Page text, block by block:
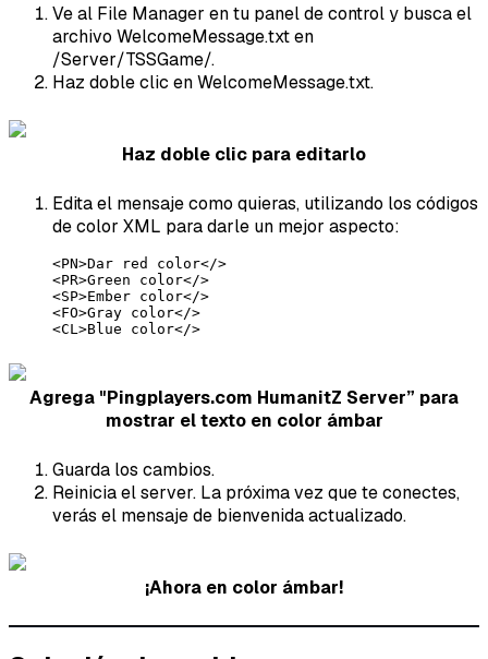
Ve al File Manager en tu panel de control y busca el
archivo WelcomeMessage.txt en
/Server/TSSGame/.
Haz doble clic en WelcomeMessage.txt.
Haz doble clic para editarlo
Edita el mensaje como quieras, utilizando los códigos
de color XML para darle un mejor aspecto:
<PN>Dar red color</>
<PR>Green color</>
<SP>Ember color</>
<FO>Gray color</>
<CL>Blue color</>
Agrega "Pingplayers.com HumanitZ Server” para
mostrar el texto en color ámbar
Guarda los cambios.
Reinicia el server. La próxima vez que te conectes,
verás el mensaje de bienvenida actualizado.
¡Ahora en color ámbar!